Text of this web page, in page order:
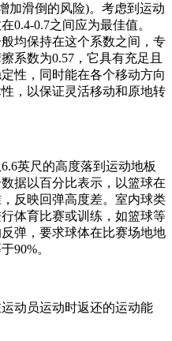
加滑倒的风险)。考虑到运动
0.4-0.7之间应为最佳值。
均保持在这个系数之间，专
系数为0.57，它具有充足且
性，同时能在各个移动方向
，以保证灵活移动和原地转
英尺的高度落到运动地板
据以百分比表示，以篮球在
反映回弹高度差。室内球类
体育比赛或训练，如篮球等
弹，要求球体在比赛场地地
90%。
动员运动时返还的运动能